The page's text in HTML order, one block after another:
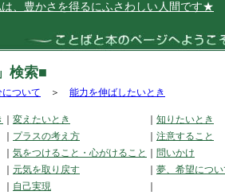
かさを得るにふさわしい人間です★
検索■
について ＞ 能力を伸ばしたいとき
変えたいとき 知りたいとき
プラスの考え方 注意すること
気をつけること・心がけること 問いかけ
元気を取り戻す 夢、希望につい
自己実現